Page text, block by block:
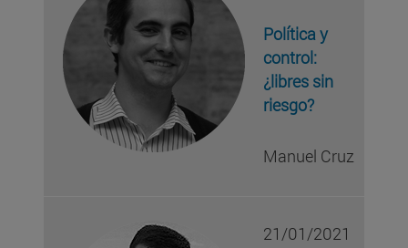
Política y
control:
¿libres sin
riesgo?
Manuel Cruz
21/01/2021